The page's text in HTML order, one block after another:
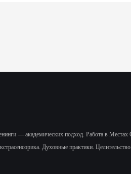
— академических подход. Работа в
Духовные практики.